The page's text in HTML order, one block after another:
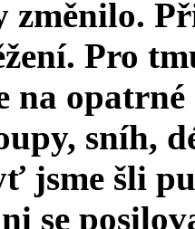
změnilo.
Pro
na
sníh,
jsme šli
se